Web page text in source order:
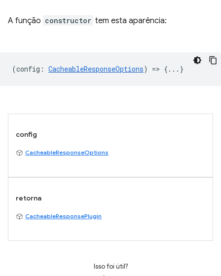
A função constructor tem esta aparência:
(config : CacheableResponseOptions) => {...}
config
CacheableResponseOptions
retorna
CacheableResponsePlugin
Isso foi útil?